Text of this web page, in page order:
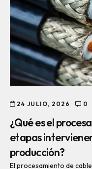
24 JULIO, 2026 0
¿Qué es el
etapas
producción?
El procesamiento de